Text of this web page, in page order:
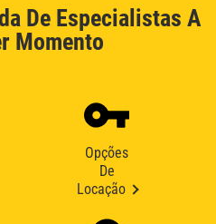
De Especialistas A
Momento
Opções
De
Locação